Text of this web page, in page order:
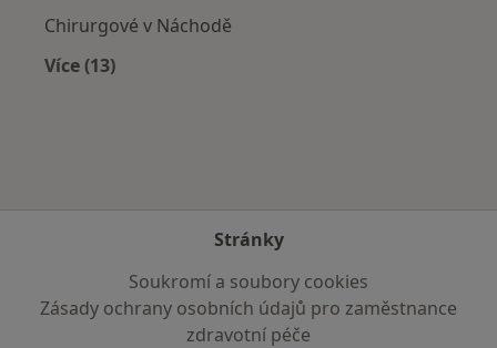
Chirurgové v Náchodě
Více (13)
Stránky
Soukromí a soubory cookies
Zásady ochrany osobních údajů pro zaměstnance
zdravotní péče